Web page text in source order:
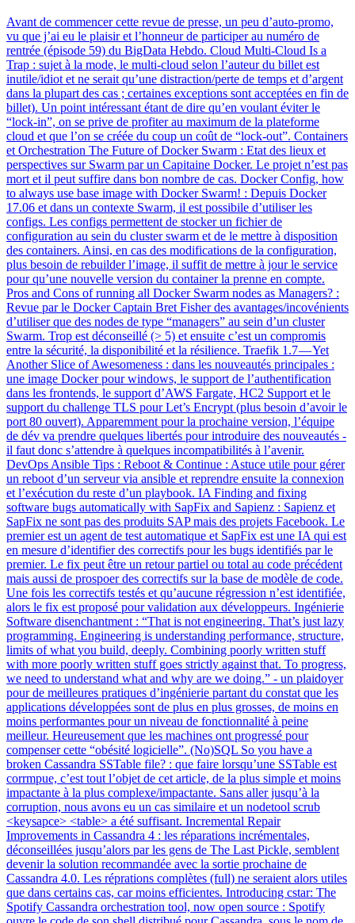
Avant de commencer cette revue de presse, un peu d’auto-promo,
vu que j’ai eu le plaisir et l’honneur de participer au numéro de
rentrée (épisode 59) du BigData Hebdo. Cloud Multi-Cloud Is a
Trap : sujet à la mode, le multi-cloud selon l’auteur du billet est
inutile/idiot et ne serait qu’une distraction/perte de temps et d’argent
dans la plupart des cas ; certaines exceptions sont acceptées en fin de
billet). Un point intéressant étant de dire qu’en voulant éviter le
“lock-in”, on se prive de profiter au maximum de la plateforme
cloud et que l’on se créée du coup un coût de “lock-out”. Containers
et Orchestration The Future of Docker Swarm : Etat des lieux et
perspectives sur Swarm par un Capitaine Docker. Le projet n’est pas
mort et il peut suffire dans bon nombre de cas. Docker Config, how
to always use base image with Docker Swarm! : Depuis Docker
17.06 et dans un contexte Swarm, il est possibile d’utiliser les
configs. Les configs permettent de stocker un fichier de
configuration au sein du cluster swarm et de le mettre à disposition
des containers. Ainsi, en cas des modifications de la configuration,
plus besoin de rebuilder l’image, il suffit de mettre à jour le service
pour qu’une nouvelle version du container la prenne en compte.
Pros and Cons of running all Docker Swarm nodes as Managers? :
Revue par le Docker Captain Bret Fisher des avantages/incovénients
d’utiliser que des nodes de type “managers” au sein d’un cluster
Swarm. Trop est déconseillé (> 5) et ensuite c’est un compromis
entre la sécurité, la disponibilité et la résilience. Traefik 1.7 — Yet
Another Slice of Awesomeness : dans les nouveautés principales :
une image Docker pour windows, le support de l’authentification
dans les frontends, le support d’AWS Fargate, HC2 Support et le
support du challenge TLS pour Let’s Encrypt (plus besoin d’avoir le
port 80 ouvert). Apparemment pour la prochaine version, l’équipe
de dév va prendre quelques libertés pour introduire des nouveautés -
il faut donc s’attendre à quelques incompatibilités à l’avenir.
DevOps Ansible Tips : Reboot & Continue : Astuce utile pour gérer
un reboot d’un serveur via ansible et reprendre ensuite la connexion
et l’exécution du reste d’un playbook. IA Finding and fixing
software bugs automatically with SapFix and Sapienz : Sapienz et
SapFix ne sont pas des produits SAP mais des projets Facebook. Le
premier est un agent de test automatique et SapFix est une IA qui est
en mesure d’identifier des correctifs pour les bugs identifiés par le
premier. Le fix peut être un retour partiel ou total au code précédent
mais aussi de prospoer des correctifs sur la base de modèle de code.
Une fois les correctifs testés et qu’aucune régression n’est identifiée,
alors le fix est proposé pour validation aux développeurs. Ingénierie
Software disenchantment : “That is not engineering. That’s just lazy
programming. Engineering is understanding performance, structure,
limits of what you build, deeply. Combining poorly written stuff
with more poorly written stuff goes strictly against that. To progress,
we need to understand what and why are we doing.” - un plaidoyer
pour de meilleures pratiques d’ingénierie partant du constat que les
applications développées sont de plus en plus grosses, de moins en
moins performantes pour un niveau de fonctionnalité à peine
meilleur. Heureusement que les machines ont progressé pour
compenser cette “obésité logicielle”. (No)SQL So you have a
broken Cassandra SSTable file? : que faire lorsqu’une SSTable est
corrmpue, c’est tout l’objet de cet article, de la plus simple et moins
impactante à la plus complexe/impactante. Sans aller jusqu’à la
corruption, nous avons eu un cas similaire et un nodetool scrub
<keysapce> <table> a été suffisant. Incremental Repair
Improvements in Cassandra 4 : les réparations incrémentales,
déconseillées jusqu’alors par les gens de The Last Pickle, semblent
devenir la solution recommandée avec la sortie prochaine de
Cassandra 4.0. Les réprations complètes (full) ne seraient alors utiles
que dans certains cas, car moins efficientes. Introducing cstar: The
Spotify Cassandra orchestration tool, now open source : Spotify